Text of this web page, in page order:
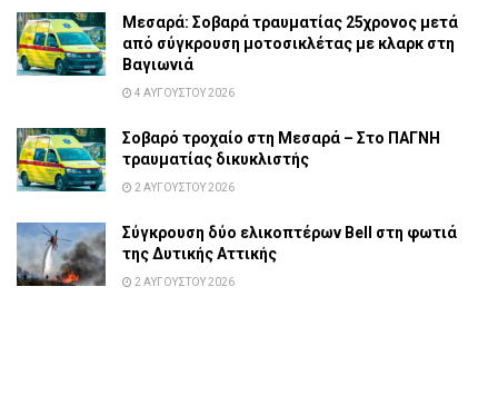
Μεσαρά: Σοβαρά τραυματίας 25χρονος μετά
από σύγκρουση μοτοσικλέτας με κλαρκ στη
Βαγιωνιά
4 ΑΥΓΟΎΣΤΟΥ 2026
Σοβαρό τροχαίο στη Μεσαρά – Στο ΠΑΓΝΗ
τραυματίας δικυκλιστής
2 ΑΥΓΟΎΣΤΟΥ 2026
Σύγκρουση δύο ελικοπτέρων Bell στη φωτιά
της Δυτικής Αττικής
2 ΑΥΓΟΎΣΤΟΥ 2026